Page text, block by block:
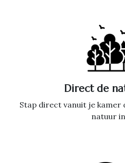
Direct de
Stap direct vanuit je kamer
natuur